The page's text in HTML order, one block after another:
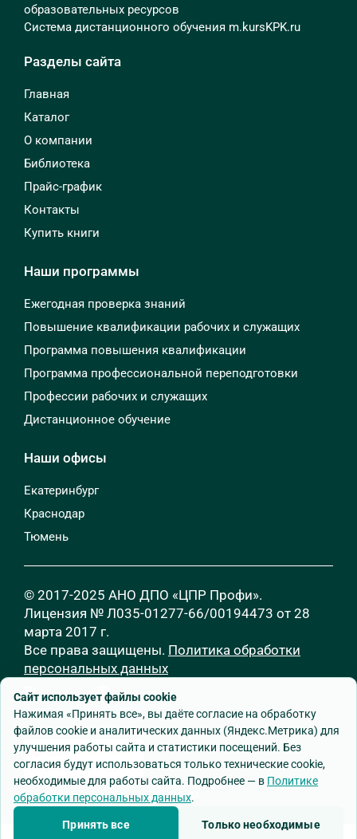
образовательных ресурсов
Система дистанционного обучения m.kursKPK.ru
Разделы сайта
Главная
Каталог
О компании
Библиотека
Прайс-график
Контакты
Купить книги
Наши программы
Ежегодная проверка знаний
Повышение квалификации рабочих и служащих
Программа повышения квалификации
Программа профессиональной переподготовки
Профессии рабочих и служащих
Дистанционное обучение
Наши офисы
Екатеринбург
Краснодар
Тюмень
© 2017-2025 АНО ДПО «ЦПР Профи».
Лицензия № Л035-01277-66/00194473 от 28
марта 2017 г.
Все права защищены. Политика обработки
персональных данных
Разработка сайта—Godman.ru
Сайт использует файлы cookie
Нажимая «Принять все», вы даёте согласие на обработку
файлов cookie и аналитических данных (Яндекс.Метрика) для
улучшения работы сайта и статистики посещений. Без
согласия будут использоваться только технические cookie,
необходимые для работы сайта. Подробнее — в Политике
обработки персональных данных.
Принять все Только необходимые